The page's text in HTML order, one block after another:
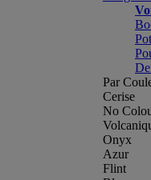
Par
Cerise
No
Onyx
Azur
Flint